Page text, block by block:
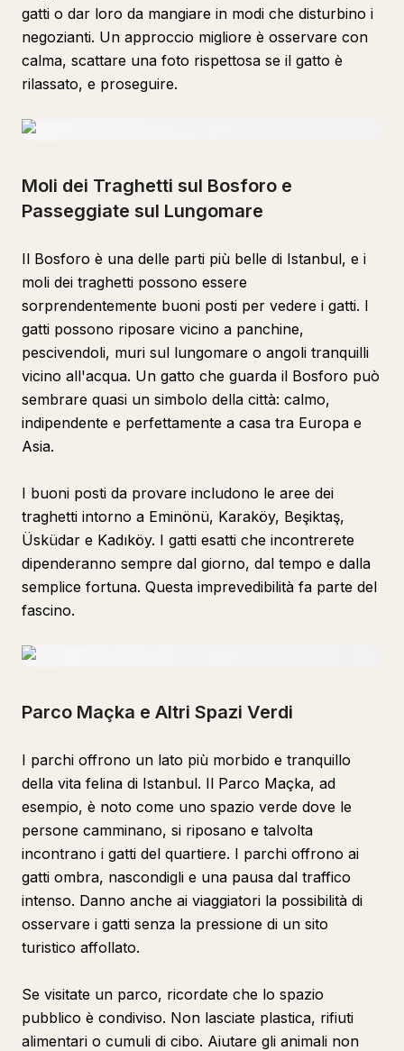
gatti o dar loro da mangiare in modi che disturbino i
negozianti. Un approccio migliore è osservare con
calma, scattare una foto rispettosa se il gatto è
rilassato, e proseguire.
Moli dei Traghetti sul Bosforo e
Passeggiate sul Lungomare
Il Bosforo è una delle parti più belle di Istanbul, e i
moli dei traghetti possono essere
sorprendentemente buoni posti per vedere i gatti. I
gatti possono riposare vicino a panchine,
pescivendoli, muri sul lungomare o angoli tranquilli
vicino all'acqua. Un gatto che guarda il Bosforo può
sembrare quasi un simbolo della città: calmo,
indipendente e perfettamente a casa tra Europa e
Asia.
I buoni posti da provare includono le aree dei
traghetti intorno a Eminönü, Karaköy, Beşiktaş,
Üsküdar e Kadıköy. I gatti esatti che incontrerete
dipenderanno sempre dal giorno, dal tempo e dalla
semplice fortuna. Questa imprevedibilità fa parte del
fascino.
Parco Maçka e Altri Spazi Verdi
I parchi offrono un lato più morbido e tranquillo
della vita felina di Istanbul. Il Parco Maçka, ad
esempio, è noto come uno spazio verde dove le
persone camminano, si riposano e talvolta
incontrano i gatti del quartiere. I parchi offrono ai
gatti ombra, nascondigli e una pausa dal traffico
intenso. Danno anche ai viaggiatori la possibilità di
osservare i gatti senza la pressione di un sito
turistico affollato.
Se visitate un parco, ricordate che lo spazio
pubblico è condiviso. Non lasciate plastica, rifiuti
alimentari o cumuli di cibo. Aiutare gli animali non